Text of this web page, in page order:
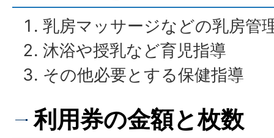
乳房マッサージなどの乳房管
沐浴や授乳など育児指導
その他必要とする保健指導
利用券の金額と枚数